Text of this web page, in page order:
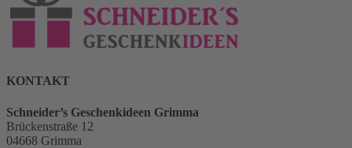
KONTAKT
Schneider’s Geschenkideen Grimma
Brückenstraße 12
04668 Grimma